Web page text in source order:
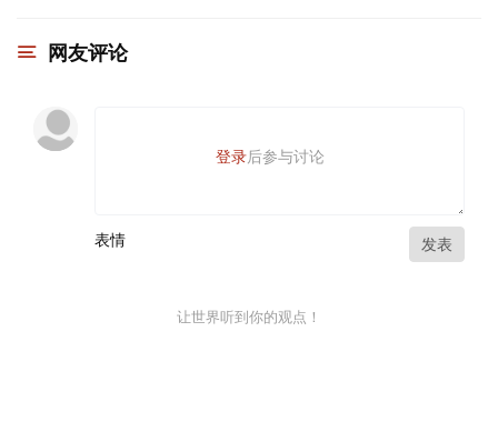
网友评论
登录后参与讨论
表情 发表
让世界听到你的观点！